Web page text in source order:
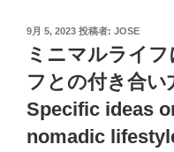
投
稿
日:
9月 5, 2023 投稿者: JOSE
ミニマルライ
フとの付き合い
Specific ideas
nomadic